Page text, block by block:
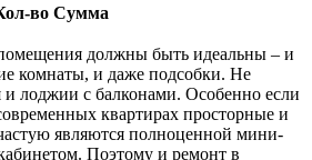
во Сумма
должны быть идеальны – и
комнаты, и даже подсобки. Не
лоджии с балконами. Особенно если
квартирах просторные и
являются полноценной мини-
Поэтому и ремонт в